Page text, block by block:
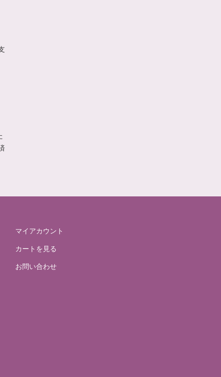
マイアカウント
カートを見る
お問い合わせ